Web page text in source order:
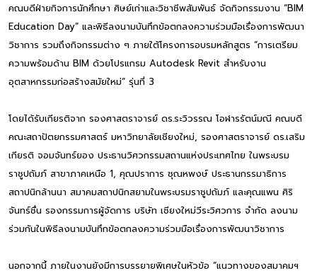
คณบดีฝ่ายกิจการนักศึกษา ศิษย์เก่าและวิชาชีพสัมพันธ์ จัดกิจกรรมงาน “BIM
Education Day” และพิธีลงนามบันทึกข้อตกลงความร่วมมือเรื่องการพัฒนา
วิชาการ รวมถึงกิจกรรมต่าง ๆ ภายใต้โครงการอบรมหลักสูตร “การเตรียม
ความพร้อมด้าน BIM ด้วยโปรแกรม Autodesk Revit สำหรับงาน
อุตสาหกรรมก่อสร้างสมัยใหม่” รุ่นที่ 3
โดยได้รับเกียรติจาก รองศาสตราจารย์ ดร.ระวิวรรณ โอฬารรัตน์มณี คณบดี
คณะสถาปัตยกรรมศาสตร์ มหาวิทยาลัยเชียงใหม่, รองศาสตราจารย์ ดร.เสริม
เกียรติ จอมจันทร์ยอง ประธานวิศวกรรมสถานแห่งประเทศไทย ในพระบรม
ราชูปถัมภ์ สาขาภาคเหนือ 1, คุณปราการ ชุณหพงษ์ ประธานกรรมาธิการ
สถาปนิกล้านนา สมาคมสถาปนิกสยามในพระบรมราชูปถัมภ์ และคุณแพน ศิริ
จันทร์ชื่น รองกรรมการผู้จัดการ บริษัท เชียงใหม่วีระวิศวการ จำกัด ลงนาม
ร่วมกันในพิธีลงนามบันทึกข้อตกลงความร่วมมือเรื่องการพัฒนาวิชาการ
นอกจากนี้ ภายในงานยังมีการบรรยายพิเศษในหัวข้อ “แนวทางของสมาคมฯ